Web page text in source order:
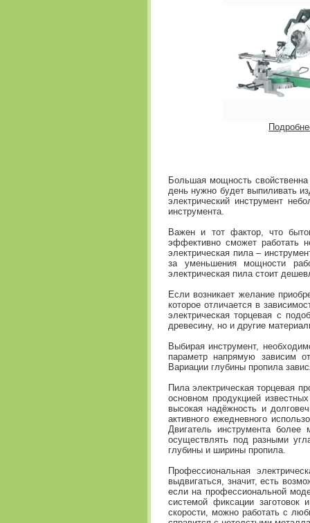
Большая мощность
день нужно будет выпиливать
электрический инструмент
инструмента.
Важен и тот фактор, что
эффективно сможет работать
электрическая пила –
за уменьшения мощности
электрическая пила стоит
Если возникает желание
которое отличается в
электрическая торцевая с
древесину, но и другие
Выбирая инструмент,
параметр напрямую зависим
Вариации глубины пропила
Пила электрическая торцевая
основном продукцией
высокая надёжность и
активного ежедневного
Двигатель инструмента
осуществлять под разными
глубины и ширины пропила.
Профессиональная
выдвигаться, значит, есть
если на профессиональной
системой фиксации
скорости, можно работать с